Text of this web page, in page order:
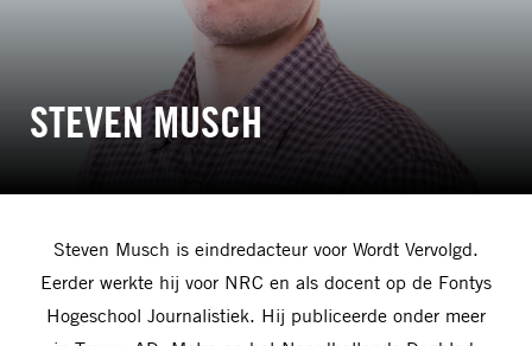
Steven Musch is eindredacteur voor Wordt Vervolgd.
Eerder werkte hij voor NRC en als docent op de Fontys
Hogeschool Journalistiek. Hij publiceerde onder meer
STEVEN MUSCH